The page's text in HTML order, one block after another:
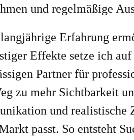
und regelmäßige
Erfahrung
Effekte setze ich auf
Partner für
zu mehr Sichtbarkeit
und realistische
passt. So entsteht